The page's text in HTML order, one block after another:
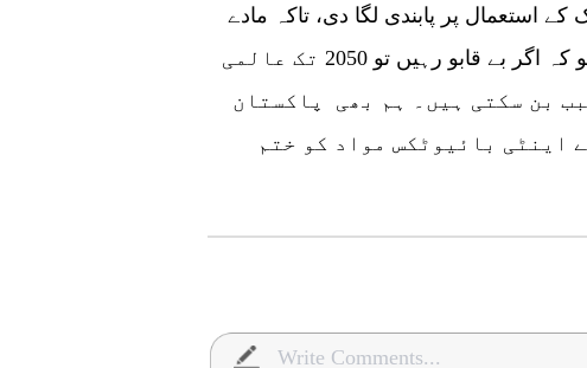
استعمال پر پابندی لگا دی، تاکہ مادے
کی باقیات کے نقصان کو کم کیا جا سکے، جو کہ اگر بے قابو رہیں تو 2050 تک عالمی
بن سکتی ہیں۔ ہم بھی پاکستان
اینٹی بائیوٹکس مواد کو ختم